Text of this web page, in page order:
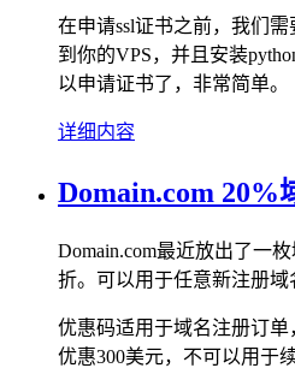
在申请ssl证书之前，我们
到你的VPS，并且安装
以申请证书了，非常简单。
详细内容
Domain.com 20%
Domain.com最近放出了一
折。可以用于任意新注册域
优惠码适用于域名注册订
优惠300美元，不可以用于